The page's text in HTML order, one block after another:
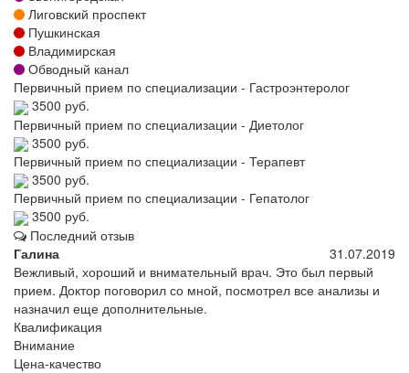
Лиговский проспект
Пушкинская
Владимирская
Обводный канал
Первичный прием по специализации - Гастроэнтеролог
3500 руб.
Первичный прием по специализации - Диетолог
3500 руб.
Первичный прием по специализации - Терапевт
3500 руб.
Первичный прием по специализации - Гепатолог
3500 руб.
Последний отзыв
Галина
31.07.2019
Вежливый, хороший и внимательный врач. Это был первый
прием. Доктор поговорил со мной, посмотрел все анализы и
назначил еще дополнительные.
Квалификация
Внимание
Цена-качество